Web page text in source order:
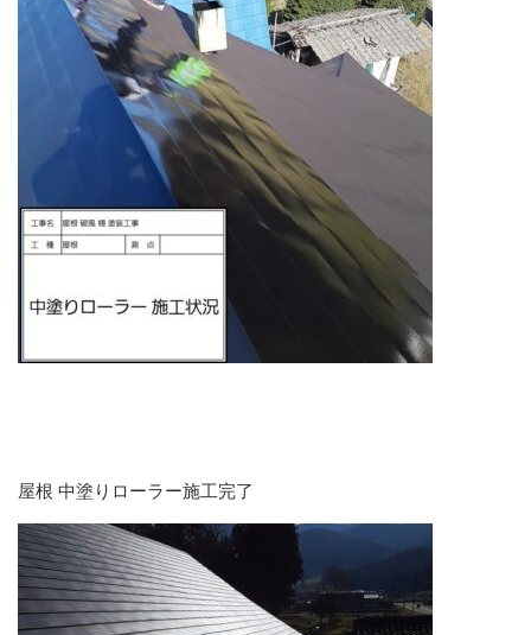
屋根 中塗りローラー施工完了